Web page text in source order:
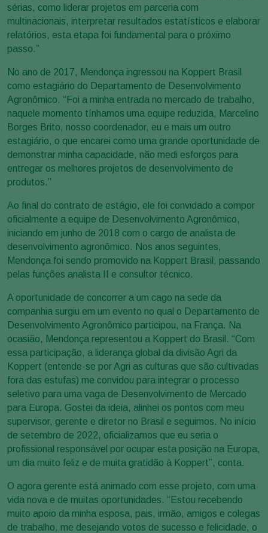
sérias, como liderar projetos em parceria com
multinacionais, interpretar resultados estatísticos e elaborar
relatórios, esta etapa foi fundamental para o próximo
passo.”
No ano de 2017, Mendonça ingressou na Koppert Brasil
como estagiário do Departamento de Desenvolvimento
Agronômico. “Foi a minha entrada no mercado de trabalho,
naquele momento tínhamos uma equipe reduzida, Marcelino
Borges Brito, nosso coordenador, eu e mais um outro
estagiário, o que encarei como uma grande oportunidade de
demonstrar minha capacidade, não medi esforços para
entregar os melhores projetos de desenvolvimento de
produtos.”
Ao final do contrato de estágio, ele foi convidado a compor
oficialmente a equipe de Desenvolvimento Agronômico,
iniciando em junho de 2018 com o cargo de analista de
desenvolvimento agronômico. Nos anos seguintes,
Mendonça foi sendo promovido na Koppert Brasil, passando
pelas funções analista II e consultor técnico.
A oportunidade de concorrer a um cago na sede da
companhia surgiu em um evento no qual o Departamento de
Desenvolvimento Agronômico participou, na França. Na
ocasião, Mendonça representou a Koppert do Brasil. “Com
essa participação, a liderança global da divisão Agri da
Koppert (entende-se por Agri as culturas que são cultivadas
fora das estufas) me convidou para integrar o processo
seletivo para uma vaga de Desenvolvimento de Mercado
para Europa. Gostei da ideia, alinhei os pontos com meu
supervisor, gerente e diretor no Brasil e seguimos. No início
de setembro de 2022, oficializamos que eu seria o
profissional responsável por ocupar esta posição na Europa,
um dia muito feliz e de muita gratidão à Koppert”, conta.
O agora gerente está animado com esse projeto, com uma
vida nova e de muitas oportunidades. “Estou recebendo
muito apoio da minha esposa, pais, irmão, amigos e colegas
de trabalho, me desejando votos de sucesso e felicidade, o